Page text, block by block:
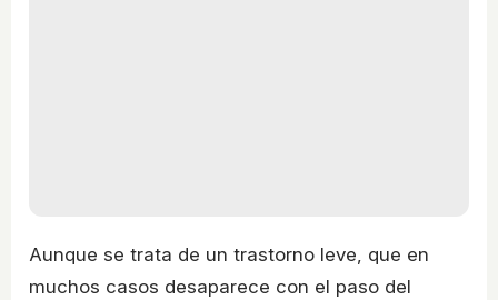
Aunque se trata de un trastorno leve, que en
muchos casos desaparece con el paso del